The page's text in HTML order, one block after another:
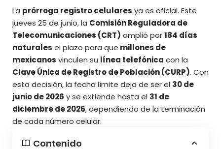
La prórroga registro celulares ya es oficial. Este
jueves 25 de junio, la Comisión Reguladora de
Telecomunicaciones (CRT) amplió por184 días
naturales el plazo para que millones de
mexicanos vinculen su línea telefónica con la
Clave Única de Registro de Población (CURP). Con
esta decisión, la fecha límite deja de ser el 30 de
junio de 2026 y se extiende hasta el 31 de
diciembre de 2026, dependiendo de la terminación
de cada número celular.
Contenido